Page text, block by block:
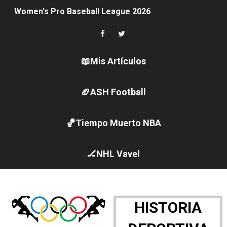
Women's Pro Baseball League 2026
Campeonato de Europa en aguas abiertas 2026
Campeonato de Europa de pentatlón moderno 2026
Canadá Open 2026
Mundial de MotoGP 2026 - GP Gran Bretaña
Canadian Elite Basketball League 2026 - Playoffs
Campeonato de Europa de high diving 2026 (París,
WWE NXT - Myles Borne y Tavion Heights ponen fin
📖Mis Artículos
🏈ASH Football
🏀Tiempo Muerto NBA
🏒NHL Vavel
HISTORIA